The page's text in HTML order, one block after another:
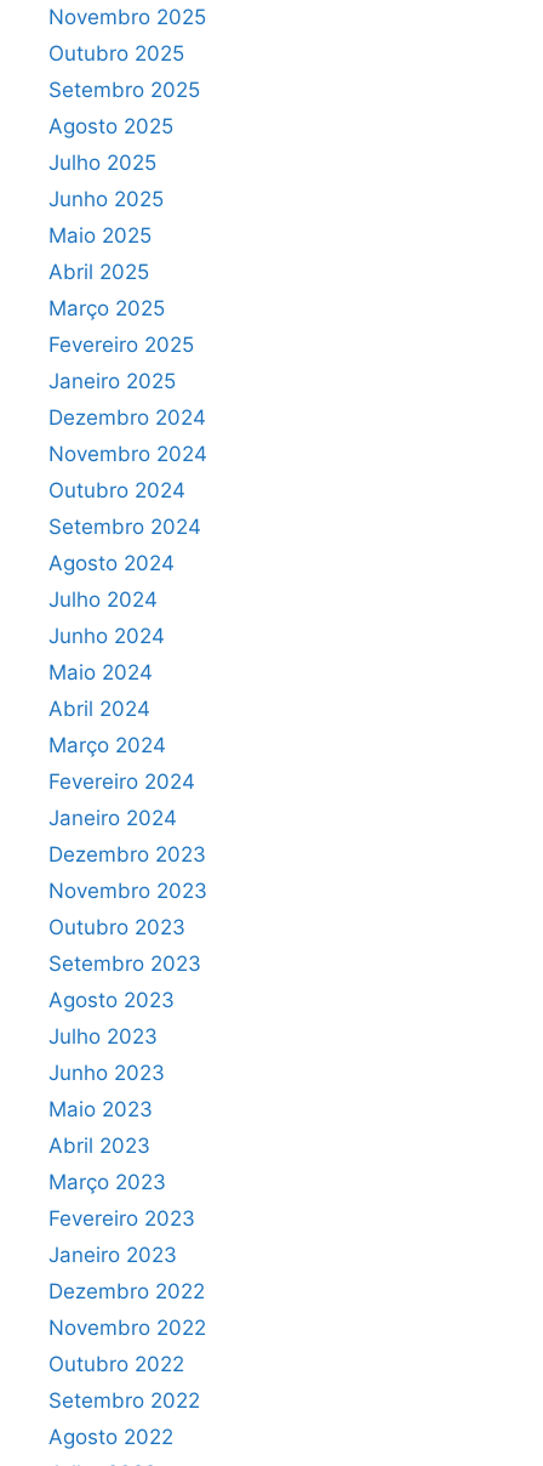
Novembro 2025
Outubro 2025
Setembro 2025
Agosto 2025
Julho 2025
Junho 2025
Maio 2025
Abril 2025
Março 2025
Fevereiro 2025
Janeiro 2025
Dezembro 2024
Novembro 2024
Outubro 2024
Setembro 2024
Agosto 2024
Julho 2024
Junho 2024
Maio 2024
Abril 2024
Março 2024
Fevereiro 2024
Janeiro 2024
Dezembro 2023
Novembro 2023
Outubro 2023
Setembro 2023
Agosto 2023
Julho 2023
Junho 2023
Maio 2023
Abril 2023
Março 2023
Fevereiro 2023
Janeiro 2023
Dezembro 2022
Novembro 2022
Outubro 2022
Setembro 2022
Agosto 2022